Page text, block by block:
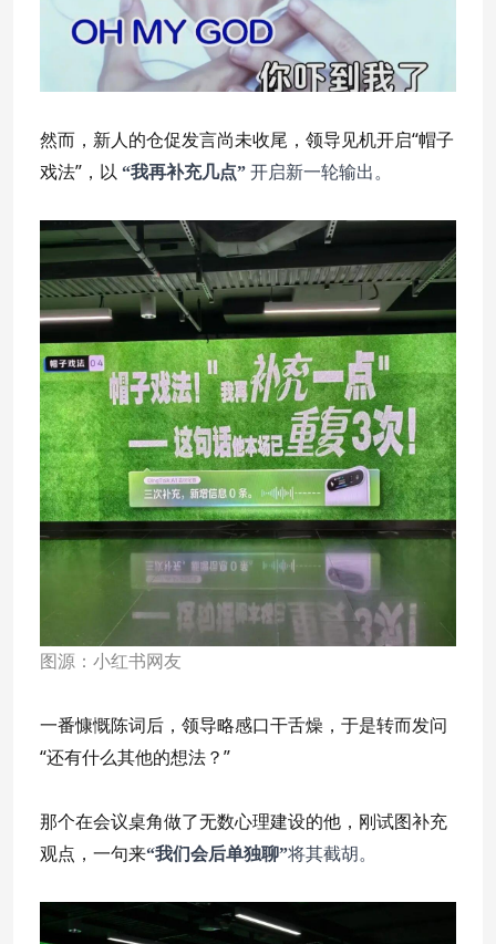
然而，新人的仓促发言尚未收尾，领导见机开启“帽子
戏法”，以 “我再补充几点” 开启新一轮输出。
图源：小红书网友
一番慷慨陈词后，领导略感口干舌燥，于是转而发问
“还有什么其他的想法？”
那个在会议桌角做了无数心理建设的他，刚试图补充
观点，一句来“我们会后单独聊”将其截胡。